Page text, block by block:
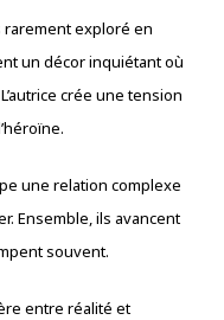
rarement exploré en
un décor inquiétant où
crée une tension
une relation complexe
Ensemble, ils avancent
souvent.
entre réalité et